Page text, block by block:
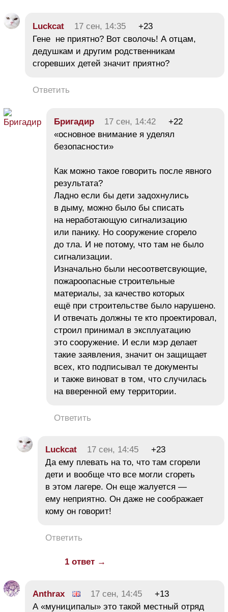
Luckcat 17 сен, 14:35
+23
Гене не приятно? Вот сволочь! А отцам,
дедушкам и другим родственникам
сгоревших детей значит приятно?
Ответить
Бригадир 17 сен, 14:42
+22
«основное внимание я уделял
безопасности»
Как можно такое говорить после явного
результата?
Ладно если бы дети задохнулись
в дыму, можно было бы списать
на неработающую сигнализацию
или панику. Но сооружение сгорело
до тла. И не потому, что там не было
сигнализации.
Изначально были несоответсвующие,
пожароопасные строительные
материалы, за качество которых
ещё при строительстве было нарушено.
И отвечать должны те кто проектировал,
строил принимал в эксплуатацию
это сооружение. И если мэр делает
такие заявления, значит он защищает
всех, кто подписывал те документы
и также виноват в том, что случилась
на вверенной ему территории.
Ответить
Luckcat 17 сен, 14:45
+23
Да ему плевать на то, что там сгорели
дети и вообще что все могли сгореть
в этом лагере. Он еще жалуется —
ему неприятно. Он даже не соображает
кому он говорит!
Ответить
1 ответ →
Anthrax 17 сен, 14:45
+13
А «муниципалы» это такой местный отряд